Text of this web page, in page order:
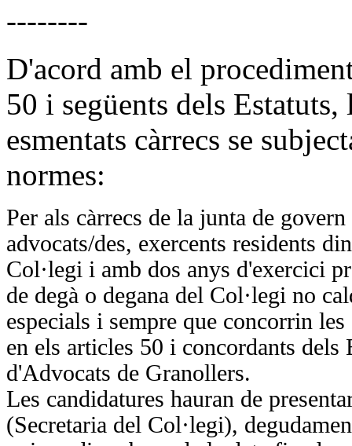
--------
D'acord amb el
50 i següents dels
esmentats càrrecs se
normes:
Per als càrrecs de la junta de
advocats/des, exercents residents
Col·legi i amb dos anys d'exercici
de degà o degana del Col·legi no
especials i sempre que concorrin
en els articles 50 i concordants dels
d'Advocats de Granollers.
Les candidatures hauran de
(Secretaria del Col·legi),